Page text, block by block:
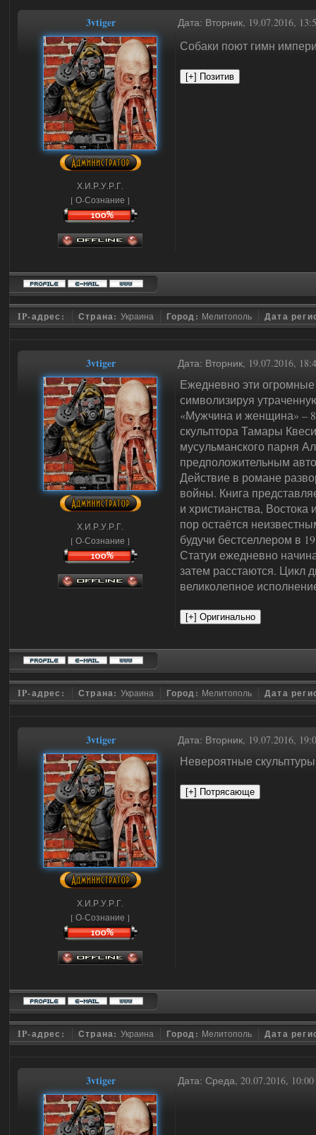
3vtiger Дата: Вторник, 19.07.2016,
Х.И.Р.У.Р.Г.
[ О-Сознание ]
Собаки поют гимн
IP-адрес: Страна: Украина Город: Мелитополь Дата
3vtiger Дата: Вторник, 19.07.2016,
Х.И.Р.У.Р.Г.
[ О-Сознание ]
Ежедневно эти огромные
символизируя
«Мужчина и женщина» –
скульптора Тамары
мусульманского парня
предположительным
Действие в романе
войны. Книга
и христианства,
пор остаётся
будучи бестселлером в
Статуи ежедневно
затем расстаются. Цикл
великолепное
IP-адрес: Страна: Украина Город: Мелитополь Дата
3vtiger Дата: Вторник, 19.07.2016,
Х.И.Р.У.Р.Г.
[ О-Сознание ]
Невероятные
IP-адрес: Страна: Украина Город: Мелитополь Дата
3vtiger Дата: Среда, 20.07.2016,